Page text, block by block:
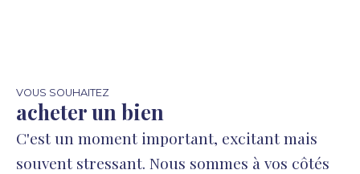
VOUS SOUHAITEZ
acheter un bien
C'est un moment important, excitant mais
souvent stressant. Nous sommes à vos côtés